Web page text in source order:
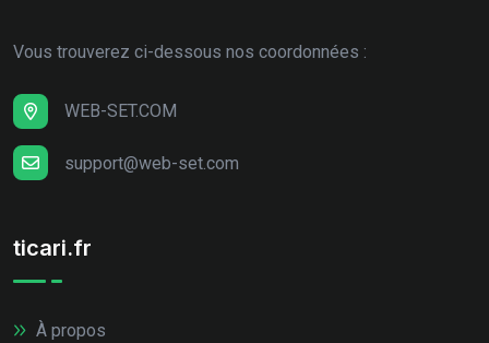
Vous trouverez ci-dessous nos coordonnées :
WEB-SET.COM
support@web-set.com
ticari.fr
À propos